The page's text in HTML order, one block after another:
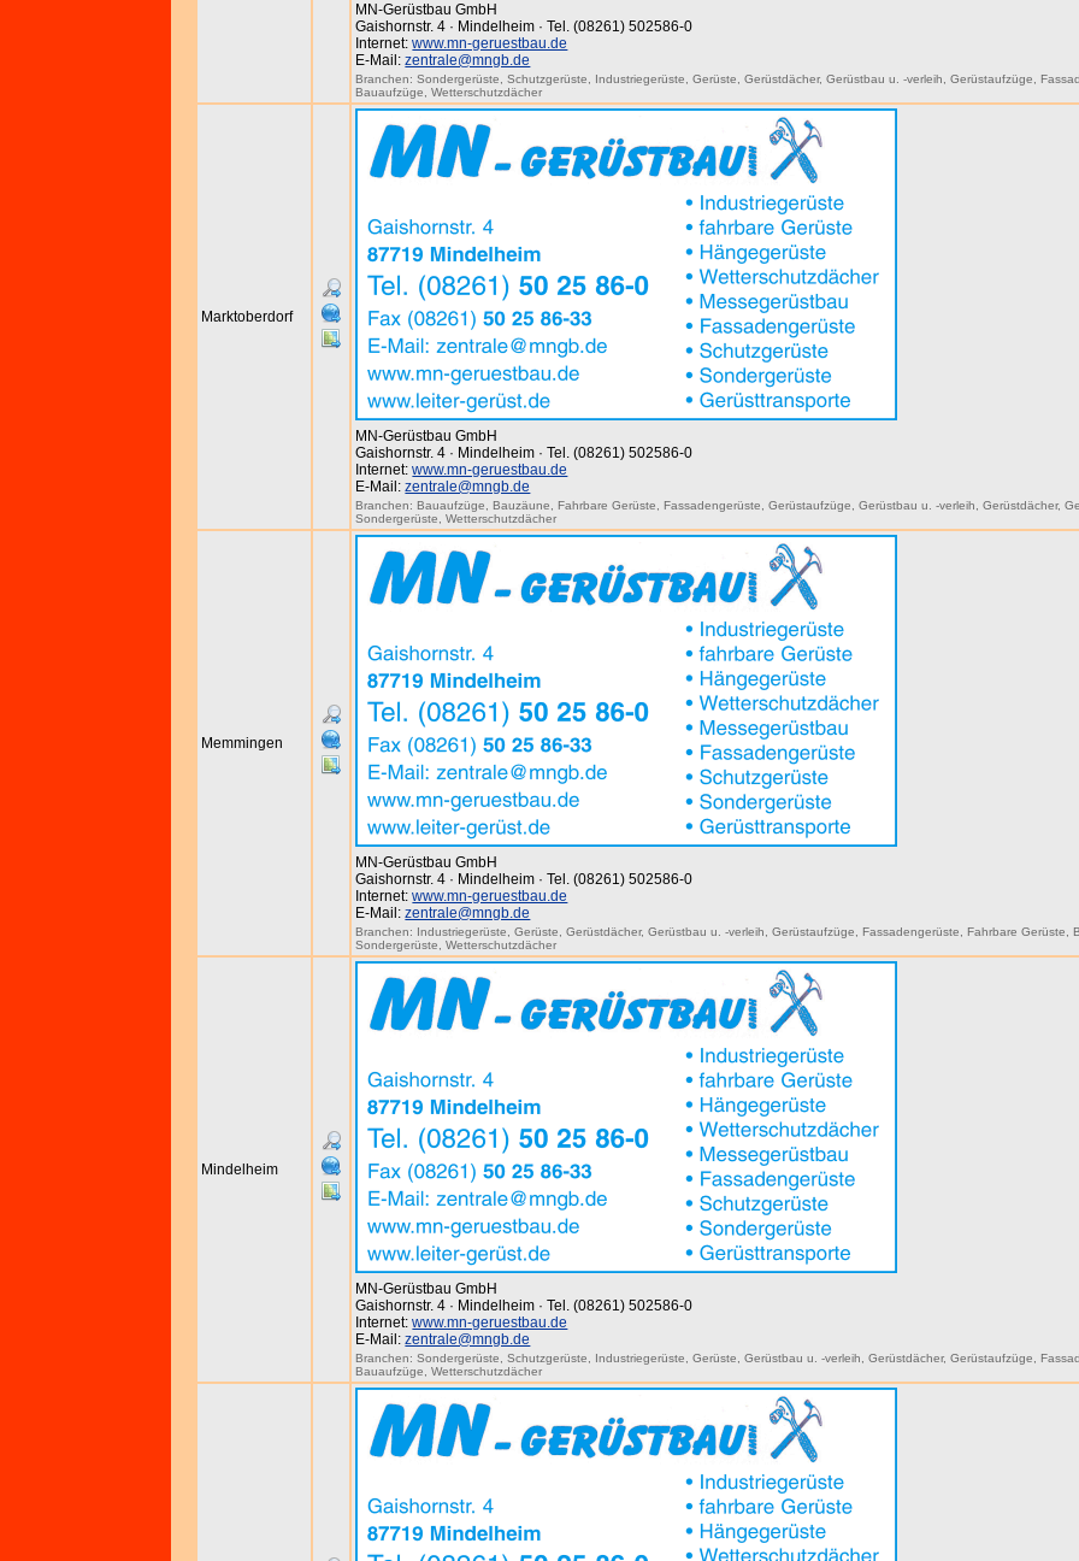
MN-Gerüstbau GmbH
Gaishornstr. 4 · Mindelheim · Tel. (08261) 502586-0
Internet:www.mn-geruestbau.de
E-Mail:zentrale@mngb.de
Branchen:Sondergerüste ,Schutzgerüste Industriegerüste ,Gerüste ,Gerüstdächer,Gerüstbau u. -verleih ,Gerüstaufzüge ,
Bauaufzüge
,Wetterschutzdächer
Marktoberdorf
MN-Gerüstbau GmbH
Gaishornstr. 4 · Mindelheim · Tel. (08261) 502586-0
Internet:www.mn-geruestbau.de
E-Mail:zentrale@mngb.de
Branchen:Bauaufzüge ,Bauzäune ,Fahrbare Gerüste ,Fassadengerüste ,Gerüstaufzüge ,Gerüstbau u. -verleih ,Gerüstdächer,
Sondergerüste
,Wetterschutzdächer
Memmingen
MN-Gerüstbau GmbH
Gaishornstr. 4 · Mindelheim · Tel. (08261) 502586-0
Internet:www.mn-geruestbau.de
E-Mail:zentrale@mngb.de
Branchen: Industriegerüste ,Gerüste ,Gerüstdächer,Gerüstbau u. -verleih ,Gerüstaufzüge ,Fassadengerüste ,Fahrbare Gerüste ,
Sondergerüste
,Wetterschutzdächer
Mindelheim
MN-Gerüstbau GmbH
Gaishornstr. 4 · Mindelheim · Tel. (08261) 502586-0
Internet:www.mn-geruestbau.de
E-Mail:zentrale@mngb.de
Branchen:Sondergerüste ,Schutzgerüste Industriegerüste ,Gerüste ,Gerüstbau u. -verleih ,Gerüstdächer,Gerüstaufzüge ,
Bauaufzüge
,Wetterschutzdächer